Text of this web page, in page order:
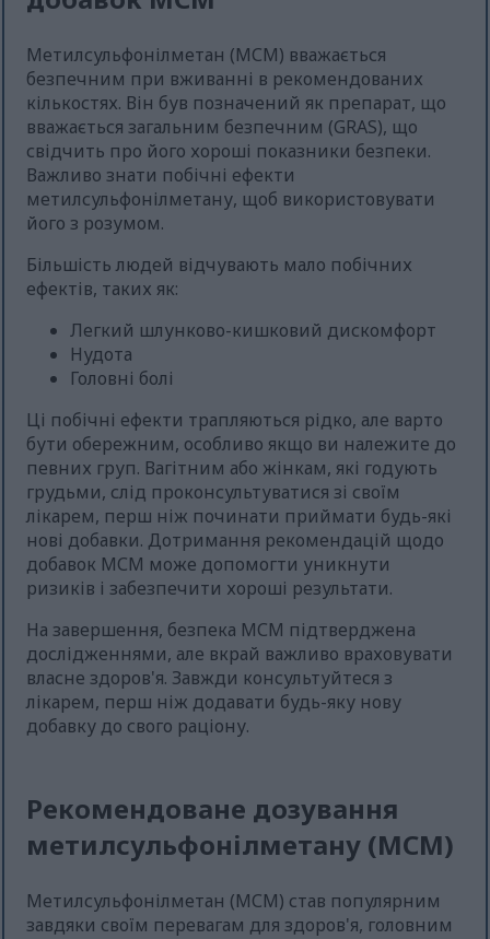
Метилсульфонілметан (МСМ) вважається
безпечним при вживанні в рекомендованих
кількостях. Він був позначений як препарат, що
вважається загальним безпечним (GRAS), що
свідчить про його хороші показники безпеки.
Важливо знати побічні ефекти
метилсульфонілметану, щоб використовувати
його з розумом.
Більшість людей відчувають мало побічних
ефектів, таких як:
Легкий шлунково-кишковий дискомфорт
Нудота
Головні болі
Ці побічні ефекти трапляються рідко, але варто
бути обережним, особливо якщо ви належите до
певних груп. Вагітним або жінкам, які годують
грудьми, слід проконсультуватися зі своїм
лікарем, перш ніж починати приймати будь-які
нові добавки. Дотримання рекомендацій щодо
добавок МСМ може допомогти уникнути
ризиків і забезпечити хороші результати.
На завершення, безпека МСМ підтверджена
дослідженнями, але вкрай важливо враховувати
власне здоров'я. Завжди консультуйтеся з
лікарем, перш ніж додавати будь-яку нову
добавку до свого раціону.
Рекомендоване дозування
метилсульфонілметану (МСМ)
Метилсульфонілметан (МСМ) став популярним
завдяки своїм перевагам для здоров'я, головним